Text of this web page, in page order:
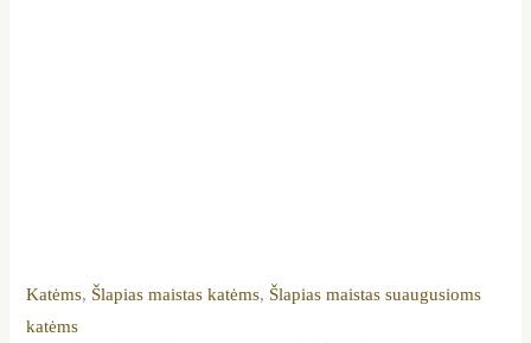
Katėms, Šlapias maistas katėms, Šlapias maistas suaugusioms
katėms